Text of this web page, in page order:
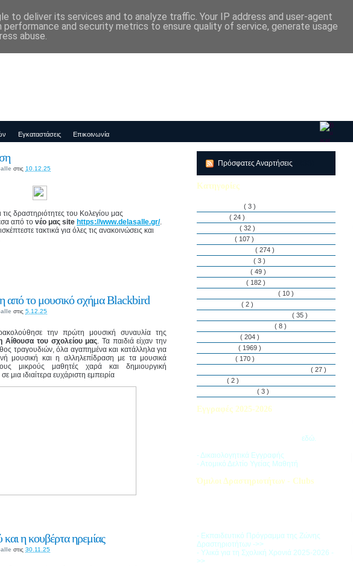
Νηπιαγωγείο "ΔΕΛΑΣΑΛ"
Εγκαταστάσεις Επικοινωνία
στις 10.12.25
δραστηριότητες του Κολεγίου μας
από το νέο μας site https://www.delasalle.gr/.
τακτικά για όλες τις ανακοινώσεις και
από το μουσικό σχήμα Blackbird
στις 5.12.25
την πρώτη μουσική συναυλία της
Αίθουσα του σχολείου μας. Τα παιδιά είχαν την
τραγουδιών, όλα αγαπημένα και κατάλληλα για
μουσική και η αλληλεπίδραση με τα μουσικά
μικρούς μαθητές χαρά και δημιουργική
μια ιδιαίτερα ευχάριστη εμπειρία
η κουβέρτα ηρεμίας
στις 30.11.25
Πρόσφατες Αναρτήσεις
Κατηγορίες
( 3 )
( 24 )
( 32 )
( 107 )
( 274 )
( 3 )
( 49 )
( 182 )
( 10 )
( 2 )
( 35 )
( 8 )
( 204 )
( 1969 )
( 170 )
( 27 )
( 2 )
( 3 )
Εγγραφές 2025-2026
εδώ.
- Δικαιολογητικά Εγγραφής
- Ατομικό Δελτίο Υγείας Μαθητή
Όμιλοι Δραστηριοτήτων - Clubs
- Εκπαιδευτικό Πρόγραμμα της Ζώνης
Δραστηριοτήτων ->>
- Υλικά για τη Σχολική Χρονιά 2025-2026 -
>>
to deliver its services and to analyze traffic. Your IP address and user-agent
performance and security metrics to ensure quality of service, generate usage
abuse.